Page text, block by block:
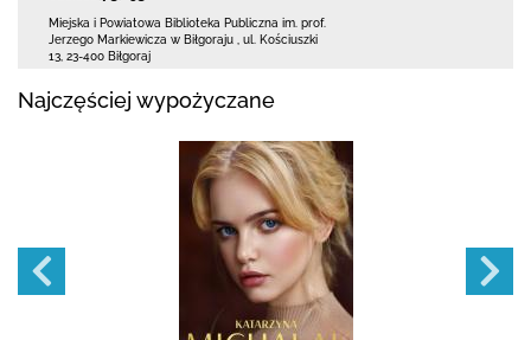
Miejska i Powiatowa Biblioteka Publiczna im. prof.
Jerzego Markiewicza w Biłgoraju
ul. Kościuszki
13 23-400 Biłgoraj
Najczęściej wypożyczane